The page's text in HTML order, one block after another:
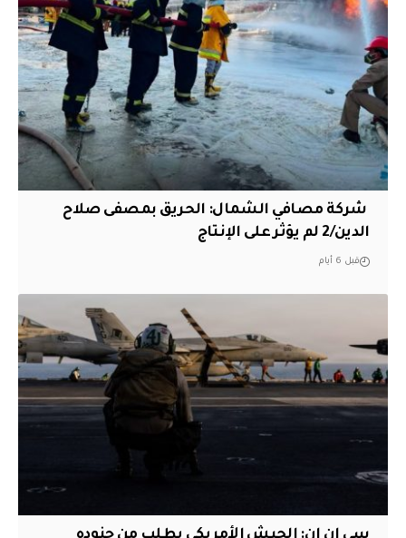
‏ شركة مصافي الشمال: الحريق بمصفى صلاح
الدين/2 لم يؤثر على الإنتاج
قبل 6 أيام